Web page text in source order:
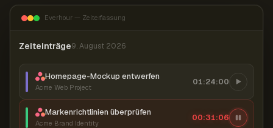
Everhour — Zeiterfassung
Zeiteinträge9. August 2026
Homepage-Mockup entwerfen
Acme Web Project
01:24:00
Markenrichtlinien überprüfen
Acme Brand Identity
00:31:07